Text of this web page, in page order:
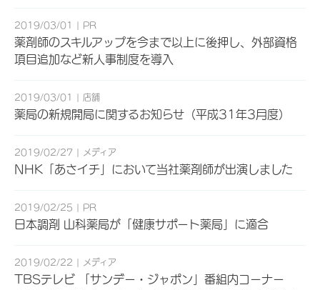
2019/03/01 PR
薬剤師のスキルアップを今まで以上に後押し、外部資格
項目追加など新人事制度を導入
2019/03/01 店舗
薬局の新規開局に関するお知らせ（平成31年3月度）
2019/02/27 メディア
NHK「あさイチ」において当社薬剤師が出演しました
2019/02/25 PR
日本調剤 山科薬局が「健康サポート薬局」に適合
2019/02/22 メディア
TBSテレビ 「サンデー・ジャポン」番組内コーナー